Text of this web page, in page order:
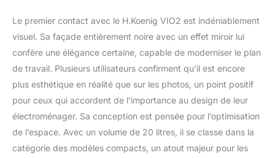
Le premier contact avec le H.Koenig VIO2 est indéniablement
visuel. Sa façade entièrement noire avec un effet miroir lui
confère une élégance certaine, capable de moderniser le plan
de travail. Plusieurs utilisateurs confirment qu’il est encore
plus esthétique en réalité que sur les photos, un point positif
pour ceux qui accordent de l’importance au design de leur
électroménager. Sa conception est pensée pour l’optimisation
de l’espace. Avec un volume de 20 litres, il se classe dans la
catégorie des modèles compacts, un atout majeur pour les